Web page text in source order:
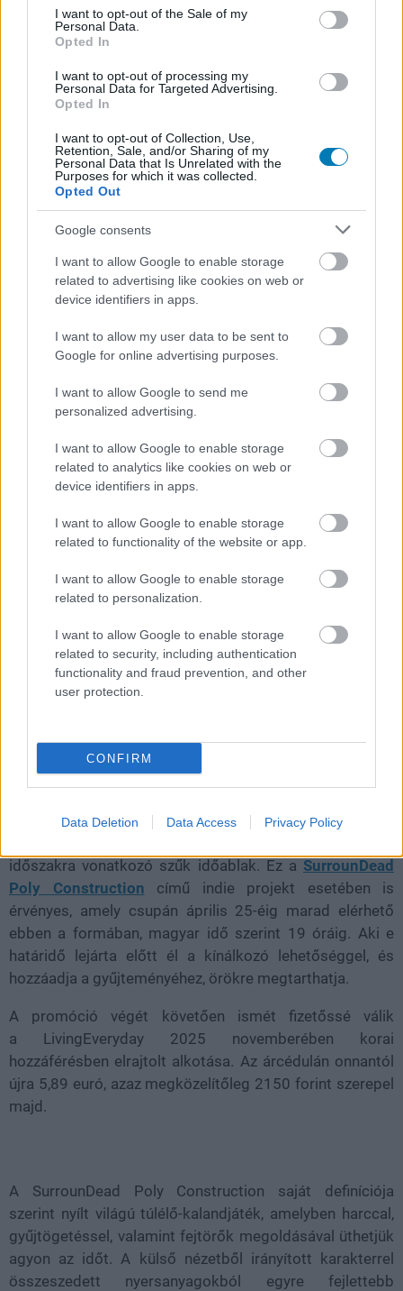
consent section.
I want to opt-out of the Sale of my
Personal Data.
Opted In
I want to opt-out of processing my
Personal Data for Targeted Advertising.
Opted In
I want to opt-out of Collection, Use,
Retention, Sale, and/or Sharing of my
Personal Data that Is Unrelated with the
Purposes for which it was collected.
Opted Out
Google consents
I want to allow Google to enable storage
related to advertising like cookies on web or
device identifiers in apps.
I want to allow my user data to be sent to
Google for online advertising purposes.
I want to allow Google to send me
personalized advertising.
I want to allow Google to enable storage
related to analytics like cookies on web or
device identifiers in apps.
I want to allow Google to enable storage
related to functionality of the website or app.
I want to allow Google to enable storage
related to personalization.
I want to allow Google to enable storage
related to security, including authentication
functionality and fraud prevention, and other
user protection.
CONFIRM
Data Deletion Data Access Privacy Policy
rengeteg tartalom
a karakterek összetettek és stílusosak
az online játék hibátlanul működik
Ami nem tetszett
a World Tour sztorija
Hozzászólások
Rövid ideig ingyen
bezsákolhatod ezt a 2025-ös
játékot a Steamen
2026 április 23. 10:17
fejlesztők ajánlata.
A Valve platformján átmenetileg 100 százalékos
időszakra vonatkozó szűk időablak. Ez a SurrounDead
Poly Construction című indie projekt esetében is
érvényes, amely csupán április 25-éig marad elérhető
ebben a formában, magyar idő szerint 19 óráig. Aki e
határidő lejárta előtt él a kínálkozó lehetőséggel, és
hozzáadja a gyűjteményéhez, örökre megtarthatja.
A promóció végét követően ismét fizetőssé válik
a LivingEveryday 2025 novemberében korai
hozzáférésben elrajtolt alkotása. Az árcédulán onnantól
újra 5,89 euró, azaz megközelítőleg 2150 forint szerepel
majd.
A SurrounDead Poly Construction saját definíciója
szerint nyílt világú túlélő-kalandjáték, amelyben harccal,
gyűjtögetéssel, valamint fejtörők megoldásával üthetjük
agyon az időt. A külső nézetből irányított karakterrel
összeszedett nyersanyagokból egyre fejlettebb